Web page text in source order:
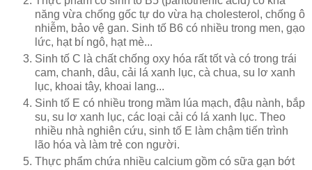
năng vừa chống gốc tự do vừa hạ cholesterol, chống ô
nhiễm, bảo vệ gan. Sinh tố B6 có nhiều trong men, gạo
lức, hạt bí ngô, hạt mè...
Sinh tố C là chất chống oxy hóa rất tốt và có trong trái
cam, chanh, dâu, cải lá xanh lục, cà chua, su lơ xanh
lục, khoai tây, khoai lang...
Sinh tố E có nhiều trong mầm lúa mạch, đậu nành, bắp
su, su lơ xanh lục, các loại cải có lá xanh lục. Theo
nhiều nhà nghiên cứu, sinh tố E làm chậm tiến trình
lão hóa và làm trẻ con người.
Thực phẩm chứa nhiều calcium gồm có sữa gạn bớt